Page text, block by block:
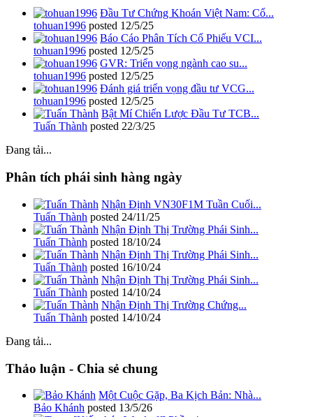
Đầu Tư Chứng Khoán Việt Nam: Cổ...
tohuan1996 posted 12/5/25
Báo Cáo Phân Tích Cổ Phiếu VCI...
tohuan1996 posted 12/5/25
GVR: Triển vọng ngành cao su...
tohuan1996 posted 12/5/25
Đánh giá triển vọng đầu tư VCG...
tohuan1996 posted 12/5/25
Bật Mí Chiến Lược Đầu Tư TCB...
Tuấn Thành posted 22/3/25
Đang tải...
Phân tích phái sinh hàng ngày
Nhận Định VN30F1M Tuần Cuối...
Tuấn Thành posted 24/11/25
Nhận Định Thị Trường Phái Sinh...
Tuấn Thành posted 18/10/24
Nhận Định Thị Trường Phái Sinh...
Tuấn Thành posted 16/10/24
Nhận Định Thị Trường Phái Sinh...
Tuấn Thành posted 14/10/24
Nhận Định Thị Trường Chứng...
Tuấn Thành posted 14/10/24
Đang tải...
Thảo luận - Chia sẻ chung
Một Cuộc Gặp, Ba Kịch Bản: Nhà...
Bảo Khánh posted 13/5/26